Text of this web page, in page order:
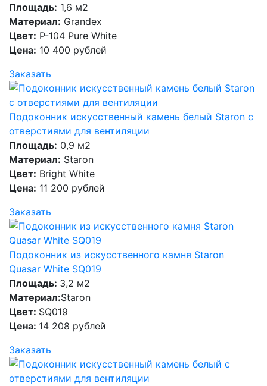
Площадь: 1,6 м2
Материал: Grandex
Цвет: P-104 Pure White
Цена: 10 400 рублей
Заказать
Подоконник искусственный камень белый Staron с
отверстиями для вентиляции
Площадь: 0,9 м2
Материал: Staron
Цвет: Bright White
Цена: 11 200 рублей
Заказать
Подоконник из искусственного камня Staron
Quasar White SQ019
Площадь: 3,2 м2
Материал:Staron
Цвет: SQ019
Цена: 14 208 рублей
Заказать